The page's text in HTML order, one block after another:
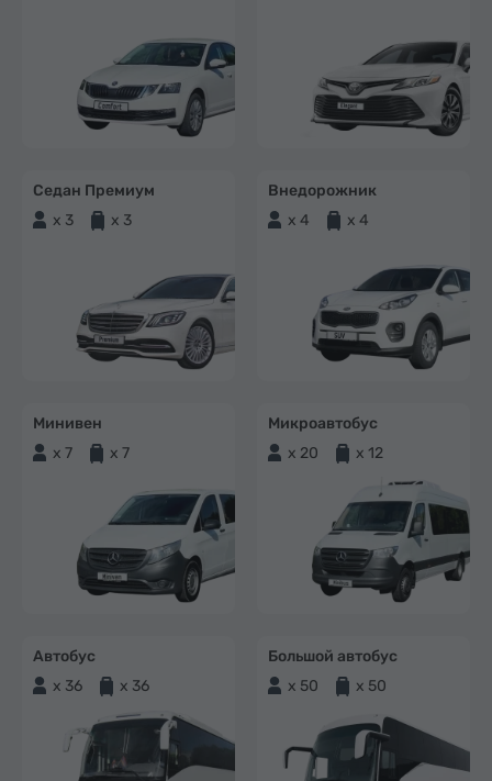
Седан Премиум
x 3
x 3
Внедорожник
x 4
x 4
Минивен
x 7
x 7
Микроавтобус
x 20
x 12
Автобус
x 36
x 36
Большой автобус
x 50
x 50